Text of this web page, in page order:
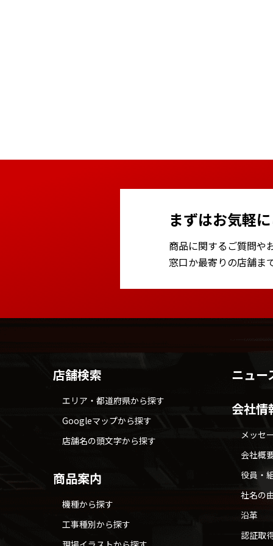
まずはお気軽
商品に関するご質問や
窓口か最寄りの店舗ま
店舗検索
エリア・都道府県から探す
Googleマップから探す
店舗名の頭文字から探す
商品案内
機種から探す
工事種別から探す
ニュー
会社情
メッセ
会社概
役員・
社名の
沿革
認証取